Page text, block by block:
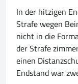
In der hitzigen
Strafe wegen
nicht in die
der Strafe
einen
Endstand war